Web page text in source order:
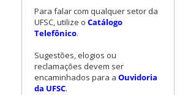
Para falar com qualquer setor da
UFSC, utilize o Catálogo
Telefônico.
Sugestões, elogios ou
reclamações devem ser
encaminhados para a Ouvidoria
da UFSC.